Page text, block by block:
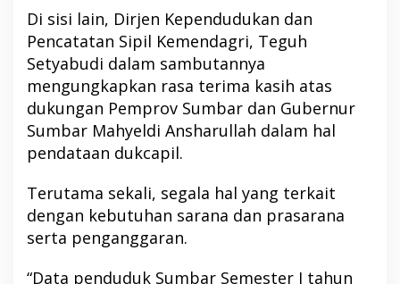
Di sisi lain, Dirjen Kependudukan dan
Pencatatan Sipil Kemendagri, Teguh
Setyabudi dalam sambutannya
mengungkapkan rasa terima kasih atas
dukungan Pemprov Sumbar dan Gubernur
Sumbar Mahyeldi Ansharullah dalam hal
pendataan dukcapil.
Terutama sekali, segala hal yang terkait
dengan kebutuhan sarana dan prasarana
serta penganggaran.
“Data penduduk Sumbar Semester I tahun